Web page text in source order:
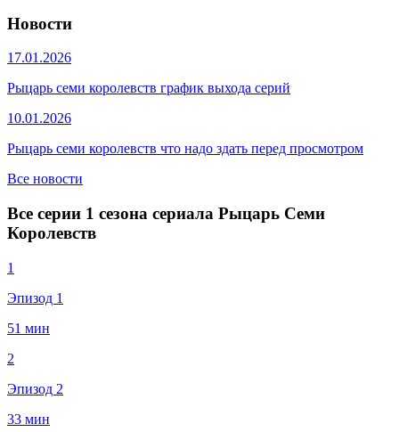
Новости
17.01.2026
Рыцарь семи королевств график выхода серий
10.01.2026
Рыцарь семи королевств что надо здать перед просмотром
Все новости
Все серии 1 сезона сериала Рыцарь Семи
Королевств
1
Эпизод 1
51 мин
2
Эпизод 2
33 мин